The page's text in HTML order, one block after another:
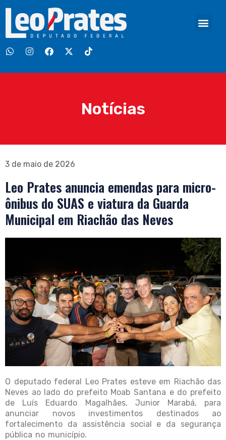
Notícias
3 de maio de 2026
Leo Prates anuncia emendas para micro-
ônibus do SUAS e viatura da Guarda
Municipal em Riachão das Neves
O deputado federal Leo Prates esteve em Riachão das
Neves ao lado do prefeito Moab Santana e do prefeito
de Luís Eduardo Magalhães, Junior Marabá, para
anunciar novos investimentos destinados ao
fortalecimento da assistência social e da segurança
pública no município.